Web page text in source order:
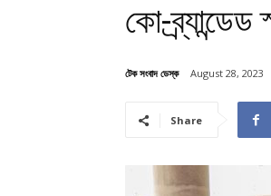
কো-
টেক সংবাদ ডেস্ক August 28, 2023
Share